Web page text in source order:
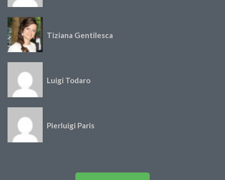
Tiziana Gentilesca
Luigi Todaro
Pierluigi Paris